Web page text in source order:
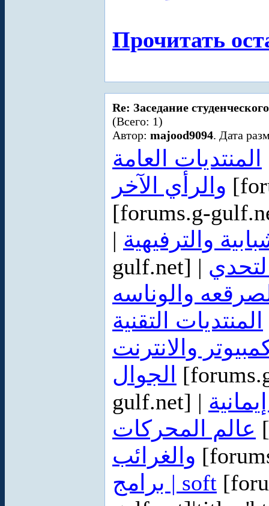
Прочитать
Re: Заседание
(Всего: 1)
Автор: majood9094. Дата
المنتديات العامة
والرأي الآخر
[forums.g-
| والترفيهية
gulf.net] |
والوناسه
المنتديات التقنية
والانترنت
الجوال
gulf.net] |
عالم المحركات
والغرائب
برامج | soft